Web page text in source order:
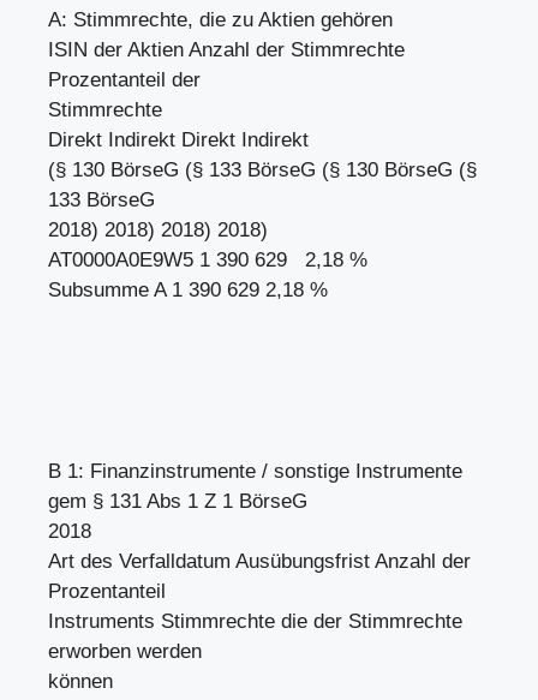
A: Stimmrechte, die zu Aktien gehören
ISIN der Aktien Anzahl der Stimmrechte
Prozentanteil der
Stimmrechte
Direkt Indirekt Direkt Indirekt
(§ 130 BörseG (§ 133 BörseG (§ 130 BörseG (§
133 BörseG
2018) 2018) 2018) 2018)
AT0000A0E9W5 1 390 629 2,18 %
Subsumme A 1 390 629 2,18 %
B 1: Finanzinstrumente / sonstige Instrumente
gem § 131 Abs 1 Z 1 BörseG
2018
Art des Verfalldatum Ausübungsfrist Anzahl der
Prozentanteil
Instruments Stimmrechte die der Stimmrechte
erworben werden
können